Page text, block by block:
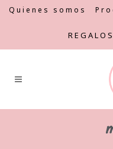
Quienes somos